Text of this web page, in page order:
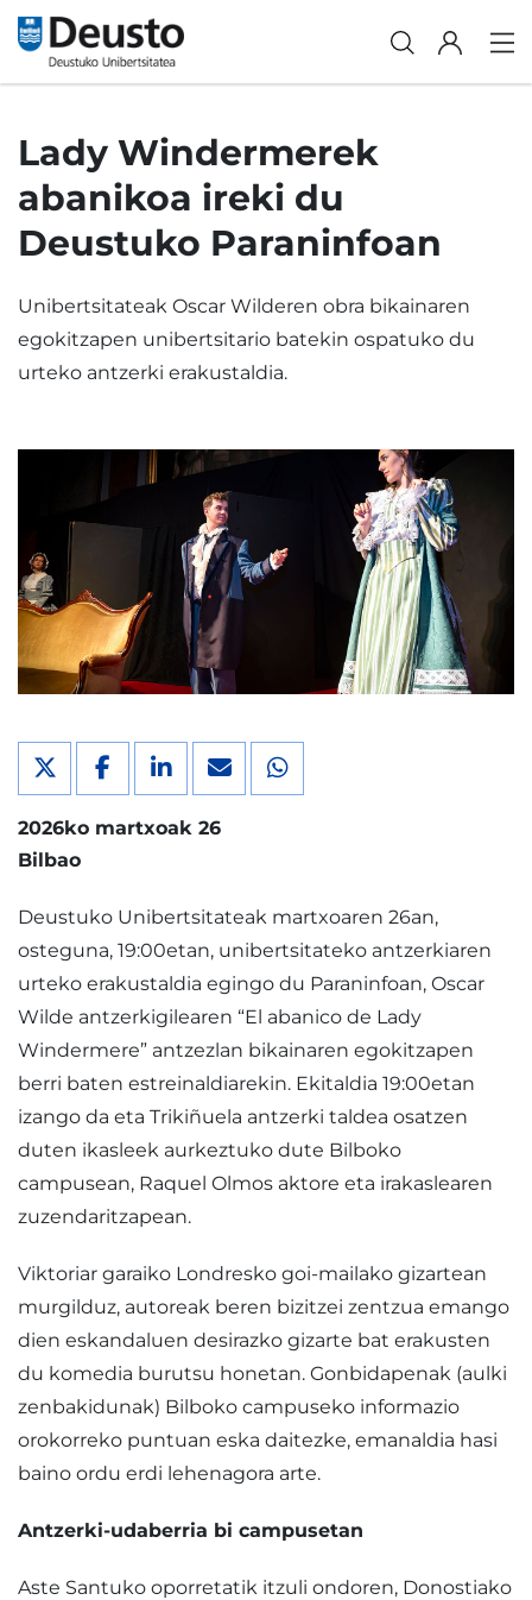
Lady Windermerek
abanikoa ireki du
Deustuko Paraninfoan
Unibertsitateak Oscar Wilderen obra bikainaren
egokitzapen unibertsitario batekin ospatuko du
urteko antzerki erakustaldia.
2026ko martxoak 26
Bilbao
Deustuko Unibertsitateak martxoaren 26an,
osteguna, 19:00etan, unibertsitateko antzerkiaren
urteko erakustaldia egingo du Paraninfoan, Oscar
Wilde antzerkigilearen “El abanico de Lady
Windermere” antzezlan bikainaren egokitzapen
berri baten estreinaldiarekin. Ekitaldia 19:00etan
izango da eta Trikiñuela antzerki taldea osatzen
duten ikasleek aurkeztuko dute Bilboko
campusean, Raquel Olmos aktore eta irakaslearen
zuzendaritzapean.
Viktoriar garaiko Londresko goi-mailako gizartean
murgilduz, autoreak beren bizitzei zentzua emango
dien eskandaluen desirazko gizarte bat erakusten
du komedia burutsu honetan. Gonbidapenak (aulki
zenbakidunak) Bilboko campuseko informazio
orokorreko puntuan eska daitezke, emanaldia hasi
baino ordu erdi lehenagora arte.
Antzerki-udaberria bi campusetan
Aste Santuko oporretatik itzuli ondoren, Donostiako